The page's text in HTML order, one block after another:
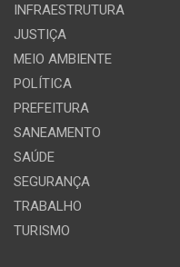
INFRAESTRUTURA
JUSTIÇA
MEIO AMBIENTE
POLÍTICA
PREFEITURA
SANEAMENTO
SAÚDE
SEGURANÇA
TRABALHO
TURISMO